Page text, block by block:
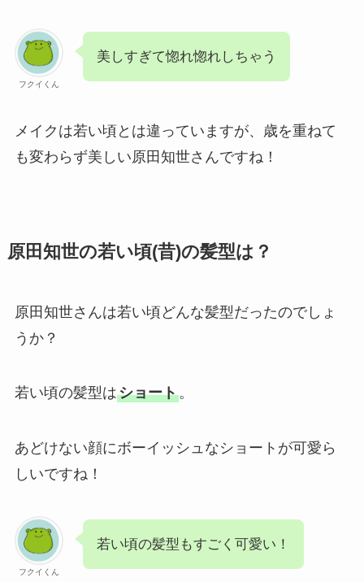
フクイくん
美しすぎて惚れ惚れしちゃう
メイクは若い頃とは違っていますが、歳を重ねて
も変わらず美しい原田知世さんですね！
原田知世の若い頃(昔)の髪型は？
原田知世さんは若い頃どんな髪型だったのでしょ
うか？
若い頃の髪型はショート。
あどけない顔にボーイッシュなショートが可愛ら
しいですね！
フクイくん
若い頃の髪型もすごく可愛い！